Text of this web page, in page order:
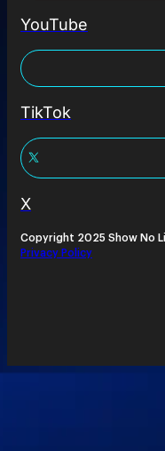
YouTube
TikTok
X
Copyright 2025 Show No
Privacy Policy